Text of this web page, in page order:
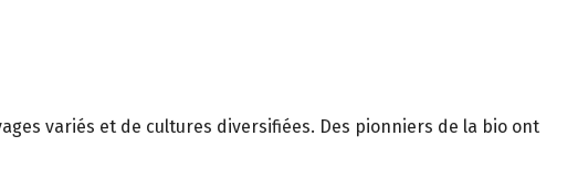
variés et de cultures diversifiées. Des pionniers de la bio ont